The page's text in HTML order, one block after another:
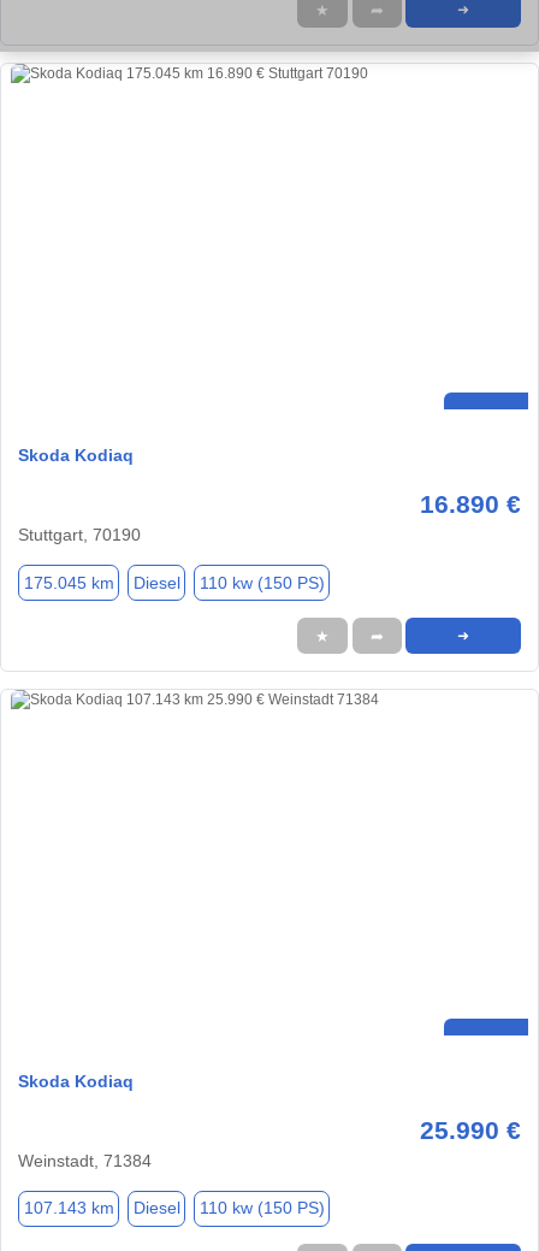
★ ➦ ➜
Skoda Kodiaq
16.890 €
Stuttgart, 70190
175.045 km Diesel 110 kw (150 PS)
★ ➦ ➜
Skoda Kodiaq
25.990 €
Weinstadt, 71384
107.143 km Diesel 110 kw (150 PS)